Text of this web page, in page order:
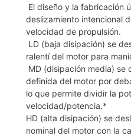
El diseño y la fabricación
deslizamiento intencional
velocidad de propulsión.
LD (baja disipación) se
ralentí del motor para
MD (disipación media) se
definida del motor por
lo que permite dividir la
velocidad/potencia.*
HD (alta disipación) se
nominal del motor con la